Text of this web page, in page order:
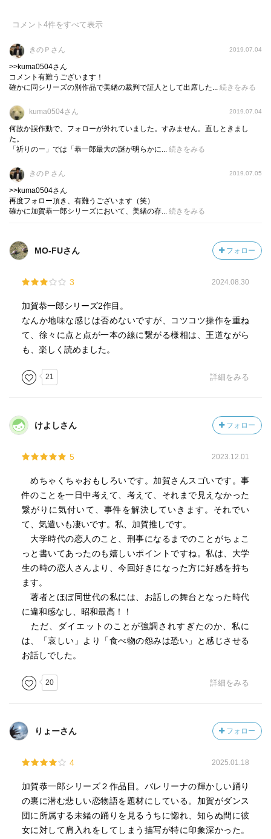
こか綺麗なもののように映った。
あと、終わり方がまたニクイというかキザだね～
加賀恭一郎シリーズでやはり目を引くのは、いちいち加賀
恭一郎が吐く台詞がキザで素敵すぎるところかもしれな
男前すぎる。。。男なのに惚れそうだ。。。
ただ、一つマイナスのことを言うとすれば、同シリーズで
幕が降りるとき」と比べたら、少し作品のクオリティは下
がるかな・・・
（この5作品はいずれも後作だし、完成度が凄すぎるから仕
次の加賀恭一郎シリーズは、本作品と同じく読まず嫌いで
殺した」を読もうと思います。
【あらすじ】
美貌のバレリーナが男を殺したのは、ほんとうに正当防衛
だったのか？
リマたち。
若き敏腕刑事・加賀恭一郎は浅岡未緒に魅かれ、事件の真
華やかな舞台の裏の哀しいダンサーの悲恋物語。
【引用】
p149
加賀は結局マンションの前まで送ってくれた。そして時間
が遅くなったことを、さかんに詫びていた。気にしないで
ください、と未緒はいった。
「どうせ帰っても一人だから。今夜は楽しかったです」
「俺もです」
「今度、剣道を見せていただけます？」
未緒がいうと加賀は一瞬だけ目を伏せた。小さな動きだっ
たが、まるで一番デリケートな部分に触れられたような反
応に、未緒には見えた。
「今度」と彼はいった。「必ず」
柳生は加賀の考えを察したのか、にやりと口を曲げ、「だ
対に考えられないぜ。賭けてもいい」
「そうさ。ダンサーはそんなことはしない。出来ないん
だ。よくドラマなんかでさ、プリマの座を狙って相手を陥
れるなんていう臭いシーンがあるだろ。だけどあんなこ
と、絶対にないぜ。ダンサーというのは踊りに対しては潔
コメント 4件をすべて表示
きのＰさん 2019.07.04
>>kuma0504さん
コメント有難うございます！
確かに同シリーズの別作品で美緒の裁判で証人として出席した... 続きをみる
kuma0504さん 2019.07.04
何故か誤作動で、フォローが外れていました。すみません。直しときまし
た。
「祈りのー」では「恭一郎最大の謎が明らかに... 続きをみる
きのＰさん 2019.07.05
>>kuma0504さん
再度フォロー頂き、有難うございます（笑）
確かに加賀恭一郎シリーズにおいて、美緒の存... 続きをみる
MO-FUさん フォロー
3 2024.08.30
加賀恭一郎シリーズ2作目。
なんか地味な感じは否めないですが、コツコツ操作を重ね
て、徐々に点と点が一本の線に繋がる様相は、王道ながら
も、楽しく読めました。
21 詳細をみる
けよしさん フォロー
5 2023.12.01
めちゃくちゃおもしろいです。加賀さんスゴいです。事
件のことを一日中考えて、考えて、それまで見えなかった
繋がりに気付いて、事件を解決していきます。それでい
て、気遣いも凄いです。私、加賀推しです。
大学時代の恋人のこと、刑事になるまでのことがちょこ
っと書いてあったのも嬉しいポイントですね。私は、大学
生の時の恋人さんより、今回好きになった方に好感を持ち
ます。
著者とほぼ同世代の私には、お話しの舞台となった時代
に違和感なし、昭和最高！！
ただ、ダイエットのことが強調されすぎたのか、私に
は、「哀しい」より「食べ物の怨みは恐い」と感じさせる
お話しでした。
20 詳細をみる
りょーさん フォロー
4 2025.01.18
加賀恭一郎シリーズ２作品目。バレリーナの輝かしい踊り
の裏に潜む悲しい恋物語を題材にしている。加賀がダンス
団に所属する未緒の踊りを見るうちに惚れ、知らぬ間に彼
女に対して肩入れをしてしまう描写が特に印象深かった。